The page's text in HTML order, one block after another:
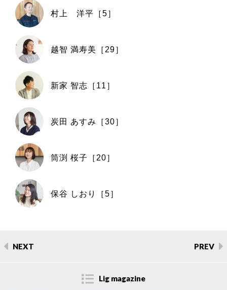
村上 洋平［5］
越智 満寿美［29］
新家 智志［11］
炭田 あすみ［30］
筒渕 桜子［20］
保谷 しおり［5］
NEXT PREV
Lig magazine